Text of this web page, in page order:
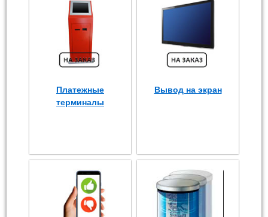
Платежные
терминалы
Вывод на экран